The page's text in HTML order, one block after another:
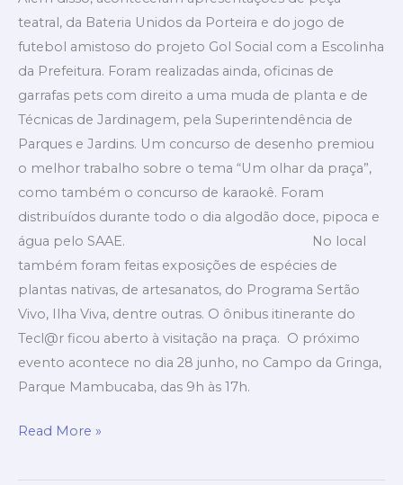
teatral, da Bateria Unidos da Porteira e do jogo de
futebol amistoso do projeto Gol Social com a Escolinha
da Prefeitura. Foram realizadas ainda, oficinas de
garrafas pets com direito a uma muda de planta e de
Técnicas de Jardinagem, pela Superintendência de
Parques e Jardins. Um concurso de desenho premiou
o melhor trabalho sobre o tema “Um olhar da praça”,
como também o concurso de karaokê. Foram
distribuídos durante todo o dia algodão doce, pipoca e
água pelo SAAE. No local
também foram feitas exposições de espécies de
plantas nativas, de artesanatos, do Programa Sertão
Vivo, Ilha Viva, dentre outras. O ônibus itinerante do
Tecl@r ficou aberto à visitação na praça. O próximo
evento acontece no dia 28 junho, no Campo da Gringa,
Parque Mambucaba, das 9h às 17h.
Read More »